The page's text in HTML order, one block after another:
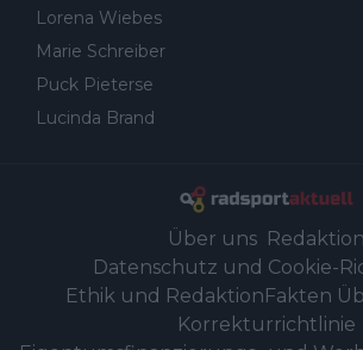
Lorena Wiebes
Marie Schreiber
Puck Pieterse
Lucinda Brand
Über uns Redaktion
Datenschutz und Cookie-
Ethik und Redaktion Fakten
Korrekturrichtlinie